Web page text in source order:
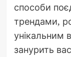
способи
трендами,
унікальним
занурить